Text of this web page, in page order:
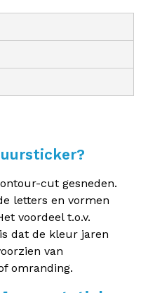
cut gesneden.
letters en vormen
voordeel t.o.v.
dat de kleur jaren
van
omranding.